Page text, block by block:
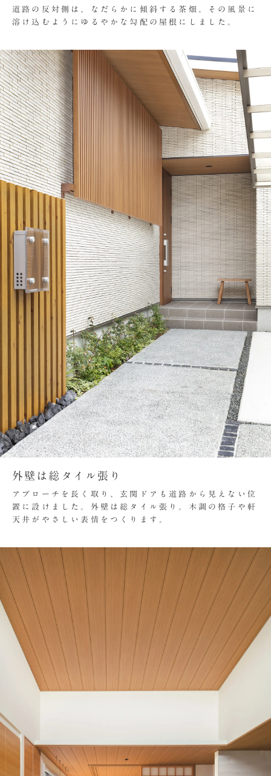
道路の反対側は、なだらかに傾斜する茶畑。その風景に
溶け込むようにゆるやかな勾配の屋根にしました。
外壁は総タイル張り
アプローチを長く取り、玄関ドアも道路から見えない位
置に設けました。外壁は総タイル張り。木調の格子や軒
天井がやさしい表情をつくります。